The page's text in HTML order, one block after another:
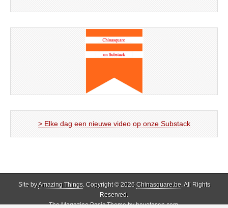
> Elke dag een nieuwe video op onze Substack
Site byAmazing Things. Copyright © 2026 Chinasquare.be. All Rights
Reserved.
The Magazine Basic Theme bybavotasan.com.